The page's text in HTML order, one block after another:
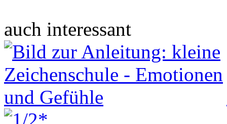
auch interessant